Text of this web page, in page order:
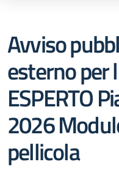
Avviso
esterno per
ESPERTO
2026
pellicola